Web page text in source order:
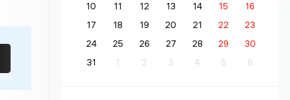
10
11 12 13 14 15
16
17
18 19 20 21 22
23
24
25 26 27 28 29
30
31
1 2 3 4 5 6